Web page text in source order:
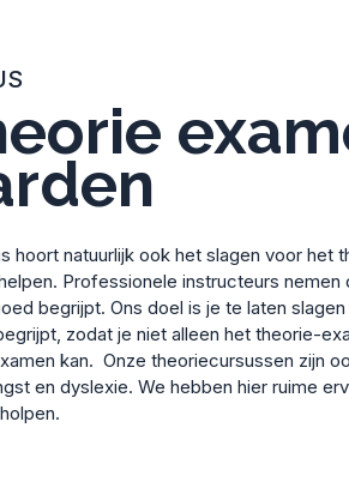
hoort natuurlijk ook het slagen voor het
Professionele instructeurs
begrijpt. Ons doel is je te laten
zodat je niet alleen het theorie-
kan. Onze theoriecursussen zijn
en dyslexie. We hebben hier ruime